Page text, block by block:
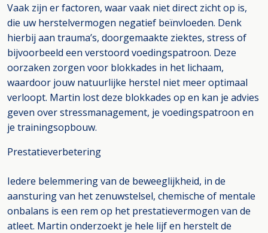
Vaak zijn er factoren, waar vaak niet direct zicht op is,
die uw herstelvermogen negatief beïnvloeden. Denk
hierbij aan trauma’s, doorgemaakte ziektes, stress of
bijvoorbeeld een verstoord voedingspatroon. Deze
oorzaken zorgen voor blokkades in het lichaam,
waardoor jouw natuurlijke herstel niet meer optimaal
verloopt. Martin lost deze blokkades op en kan je advies
geven over stressmanagement, je voedingspatroon en
je trainingsopbouw.
Prestatieverbetering
Iedere belemmering van de beweeglijkheid, in de
aansturing van het zenuwstelsel, chemische of mentale
onbalans is een rem op het prestatievermogen van de
atleet. Martin onderzoekt je hele lijf en herstelt de